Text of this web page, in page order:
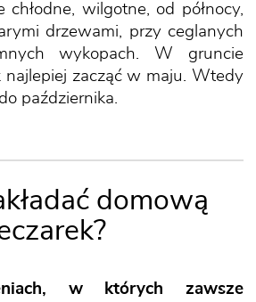
chłodne, wilgotne, od północy,
drzewami, przy ceglanych
wykopach. W gruncie
najlepiej zacząć w maju. Wtedy
października.
domową
w których zawsze